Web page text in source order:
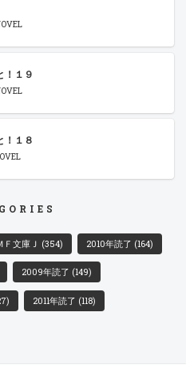
！１９
！１８
Ｆ文庫Ｊ (354) 2010年読了 (164)
2009年読了 (149)
2011年読了 (118)